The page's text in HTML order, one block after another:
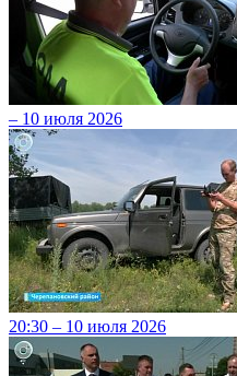
– 10 июля 2026
20:30 – 10 июля 2026